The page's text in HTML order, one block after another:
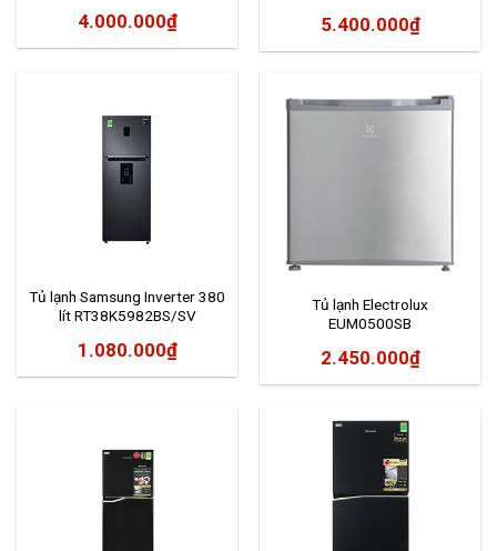
4.000.000₫ 5.400.000₫
Tủ lạnh Samsung Inverter 380
lít RT38K5982BS/SV
1.080.000₫
Tủ lạnh Electrolux
EUM0500SB
2.450.000₫